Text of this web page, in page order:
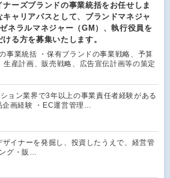
ナーズブランドの事業統括をお任せしま
キャリアパスとして、ブランドマネジャ
ネラルマネジャー（GM）、執行役員を
ける方を募集いたします。
事業統括 ・保有ブランドの事業戦略、予算
生産計画、販売戦略、広告宣伝計画等の策定
ション業界で3年以上の事業責任者経験がある
企画経験 ・EC運営管理…
ザイナーを発掘し、投資したうえで、経営管
グ・販…